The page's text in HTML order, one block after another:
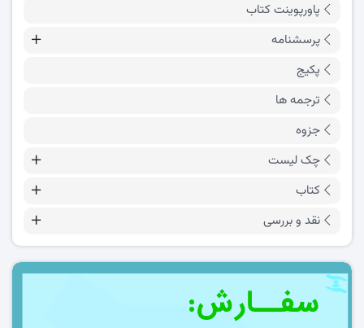
پاورپوینت کتاب
پرسشنامه
پکیج
ترجمه ها
جزوه
چک لیست
کتاب
نقد و بررسی